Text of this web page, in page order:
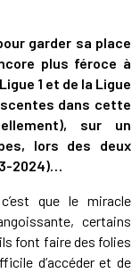
garder sa place
plus féroce à
1 et de la Ligue
dans cette
sur un
lors des deux
2024)…
que le miracle
certains
font faire des folies
d’accéder et de